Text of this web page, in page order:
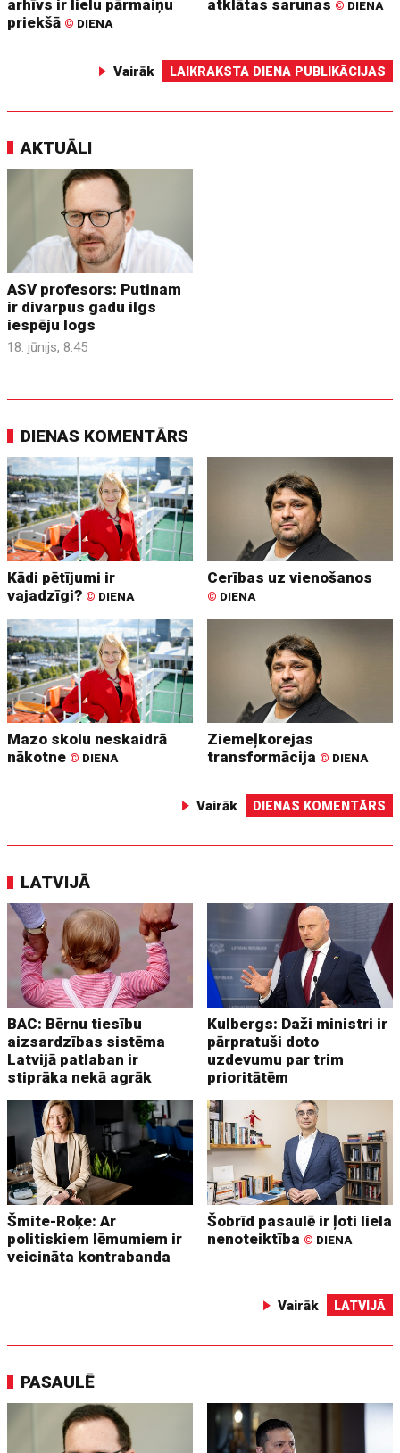
arhīvs ir lielu pārmaiņu
priekšā © DIENA
atklātas sarunas © DIENA
Vairāk LAIKRAKSTA DIENA PUBLIKĀCIJAS
AKTUĀLI
ASV profesors: Putinam
ir divarpus gadu ilgs
iespēju logs
18. jūnijs, 8:45
DIENAS KOMENTĀRS
Kādi pētījumi ir
vajadzīgi? © DIENA
Cerības uz vienošanos
© DIENA
Mazo skolu neskaidrā
nākotne © DIENA
Ziemeļkorejas
transformācija © DIENA
Vairāk DIENAS KOMENTĀRS
LATVIJĀ
BAC: Bērnu tiesību
aizsardzības sistēma
Latvijā patlaban ir
stiprāka nekā agrāk
Kulbergs: Daži ministri ir
pārpratuši doto
uzdevumu par trim
prioritātēm
Šmite-Roķe: Ar
politiskiem lēmumiem ir
veicināta kontrabanda
Šobrīd pasaulē ir ļoti liela
nenoteiktība © DIENA
Vairāk LATVIJĀ
PASAULĒ